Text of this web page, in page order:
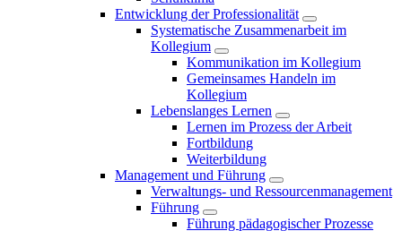
Entwicklung der Professionalität
Systematische Zusammenarbeit im
Kollegium
Kommunikation im Kollegium
Gemeinsames Handeln im
Kollegium
Lebenslanges Lernen
Lernen im Prozess der Arbeit
Fortbildung
Weiterbildung
Management und Führung
Verwaltungs- und Ressourcenmanagement
Führung
Führung pädagogischer Prozesse